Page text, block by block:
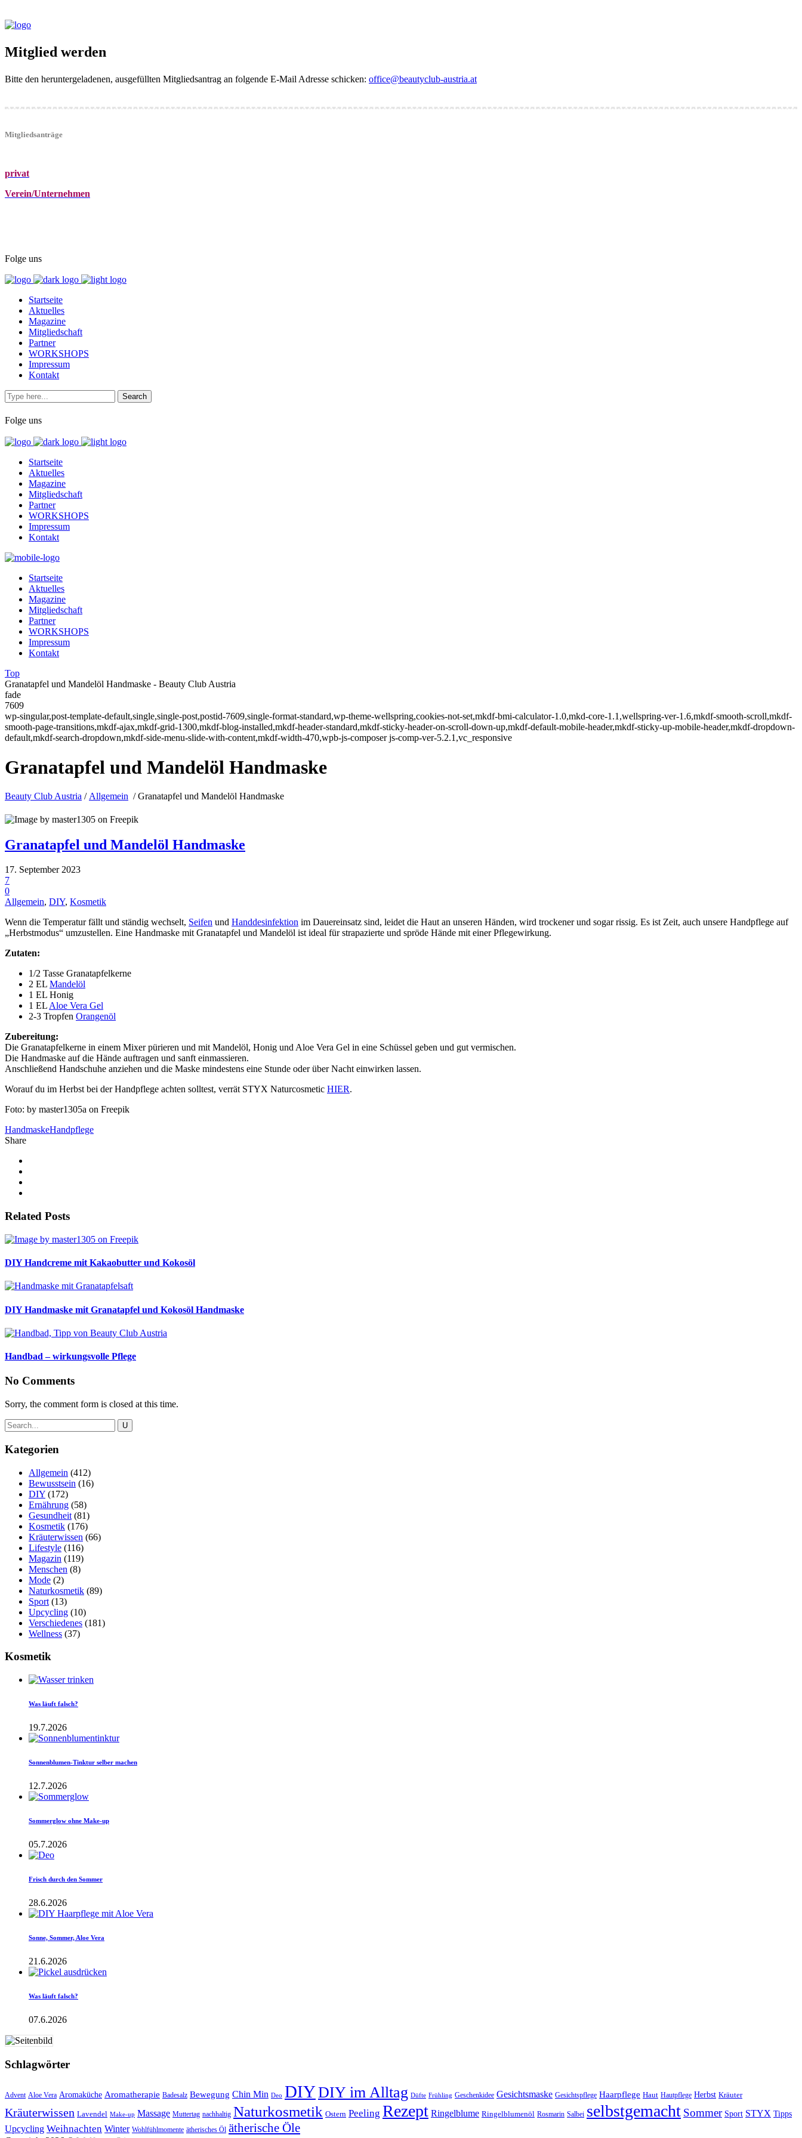
Mitglied werden
Bitte den heruntergeladenen, ausgefüllten Mitgliedsantrag an folgende E-Mail Adresse schicken: office@beautyclub-austria.at
Mitgliedsanträge
privat
Verein/Unternehmen
Folge uns
Startseite
Aktuelles
Magazine
Mitgliedschaft
Partner
WORKSHOPS
Impressum
Kontakt
Folge uns
Startseite
Aktuelles
Magazine
Mitgliedschaft
Partner
WORKSHOPS
Impressum
Kontakt
Startseite
Aktuelles
Magazine
Mitgliedschaft
Partner
WORKSHOPS
Impressum
Kontakt
Top
Granatapfel und Mandelöl Handmaske - Beauty Club Austria
fade
7609
wp-singular,post-template-default,single,single-post,postid-7609,single-format-standard,wp-theme-wellspring,cookies-not-set,mkdf-bmi-calculator-1.0,mkd-core-1.1,wellspring-ver-1.6,mkdf-smooth-scroll,mkdf-
smooth-page-transitions,mkdf-ajax,mkdf-grid-1300,mkdf-blog-installed,mkdf-header-standard,mkdf-sticky-header-on-scroll-down-up,mkdf-default-mobile-header,mkdf-sticky-up-mobile-header,mkdf-dropdown-
default,mkdf-search-dropdown,mkdf-side-menu-slide-with-content,mkdf-width-470,wpb-js-composer js-comp-ver-5.2.1,vc_responsive
Granatapfel und Mandelöl Handmaske
Beauty Club Austria / Allgemein /Granatapfel und Mandelöl Handmaske
Granatapfel und Mandelöl Handmaske
17. September 2023
7
0
Allgemein, DIY, Kosmetik
Wenn die Temperatur fällt und ständig wechselt, Seifen und Handdesinfektion im Dauereinsatz sind, leidet die Haut an unseren Händen, wird trockener und sogar rissig. Es ist Zeit, auch unsere Handpflege auf
„Herbstmodus“ umzustellen. Eine Handmaske mit Granatapfel und Mandelöl ist ideal für strapazierte und spröde Hände mit einer Pflegewirkung.
Zutaten:
1/2 Tasse Granatapfelkerne
2 EL Mandelöl
1 EL Honig
1 ELAloe Vera Gel
2-3 Tropfen Orangenöl
Zubereitung:
Die Granatapfelkerne in einem Mixer pürieren und mit Mandelöl, Honig und Aloe Vera Gel in eine Schüssel geben und gut vermischen.
Die Handmaske auf die Hände auftragen und sanft einmassieren.
Anschließend Handschuhe anziehen und die Maske mindestens eine Stunde oder über Nacht einwirken lassen.
Worauf du im Herbst bei der Handpflege achten solltest, verrät STYX Naturcosmetic HIER.
Foto: by master1305a on Freepik
HandmaskeHandpflege
Share
Related Posts
DIY Handcreme mit Kakaobutter und Kokosöl
DIY Handmaske mit Granatapfel und Kokosöl Handmaske
Handbad – wirkungsvolle Pflege
No Comments
Sorry, the comment form is closed at this time.
Kategorien
Allgemein (412)
Bewusstsein (16)
DIY (172)
Ernährung (58)
Gesundheit (81)
Kosmetik (176)
Kräuterwissen (66)
Lifestyle (116)
Magazin (119)
Menschen (8)
Mode (2)
Naturkosmetik (89)
Sport (13)
Upcycling (10)
Verschiedenes (181)
Wellness (37)
Kosmetik
Was läuft falsch?
19.7.2026
Sonnenblumen-Tinktur selber machen
12.7.2026
Sommerglow ohne Make-up
05.7.2026
Frisch durch den Sommer
28.6.2026
Sonne, Sommer, Aloe Vera
21.6.2026
Was läuft falsch?
07.6.2026
Schlagwörter
Advent Aloe Vera Aromaküche Aromatherapie Badesalz Bewegung Chin Min Deo DIYDIY im Alltag Düfte Frühling Geschenkidee Gesichtsmaske Gesichtspflege Haarpflege Haut Hautpflege Herbst Kräuter
Kräuterwissen Lavendel Make-up Massage Muttertag nachhaltig Naturkosmetik Ostern Peeling Rezept Ringelblume Ringelblumenöl Rosmarin Salbei selbstgemacht Sommer Sport STYX Tipps
Upcycling Weihnachten Winter Wohlfühlmomente ätherisches Öl ätherische Öle